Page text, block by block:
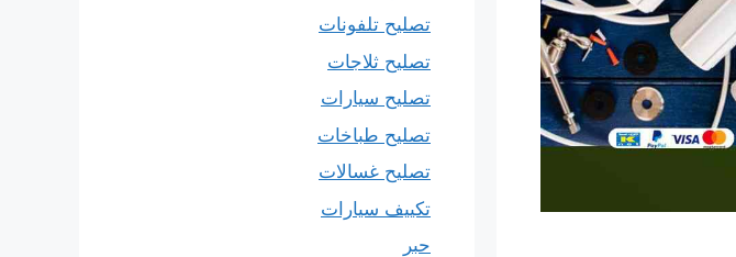
تصليح تلفونات
تصليح ثلاجات
تصليح سيارات
تصليح طباخات
تصليح غسالات
تكييف سيارات
حبر